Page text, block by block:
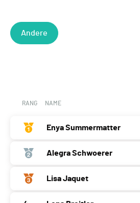
Andere
RANG NAME
Enya Summermatter
Alegra Schwoerer
Lisa Jaquet